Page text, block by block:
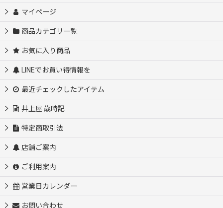
マイページ
商品カテゴリ一覧
お気に入り商品
LINEでお買い得情報を
最近チェックしたアイテム
井上屋 歳時記
特定商取引法
店舗ご案内
ご利用案内
営業日カレンダー
お問い合わせ